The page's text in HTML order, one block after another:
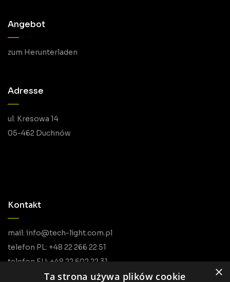
Angebot
zum Herunterladen
Adresse
ul. Kresowa 14
05-462 Duchnów
Kontakt
mail: info@tech-light.com.pl
telefon PL: +48 22 266 22 51
telefon EU: +48 22 602 22 31
×
Ta strona używa plików cookie